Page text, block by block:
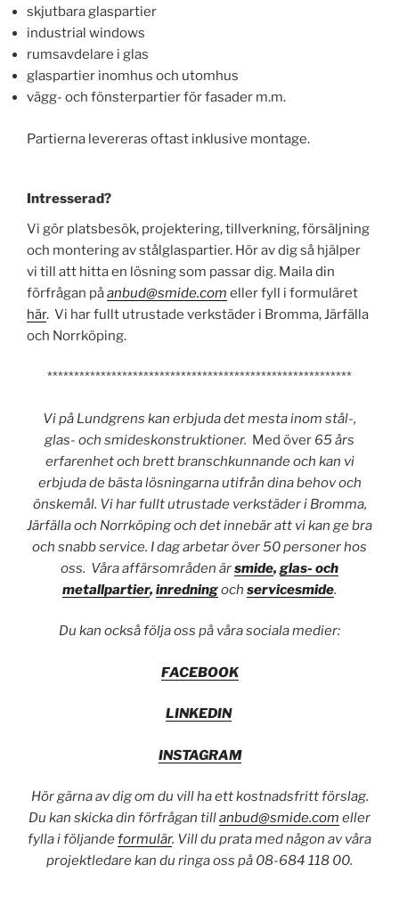
skjutbara glaspartier
industrial windows
rumsavdelare i glas
glaspartier inomhus och utomhus
vägg- och fönsterpartier för fasader m.m.
Partierna levereras oftast inklusive montage.
Intresserad?
Vi gör platsbesök, projektering, tillverkning, försäljning
och montering av stålglaspartier. Hör av dig så hjälper
vi till att hitta en lösning som passar dig. Maila din
förfrågan påanbud@smide.com eller fyll i formuläret
här. Vi har fullt utrustade verkstäder i Bromma, Järfälla
och Norrköping.
*********************************************************
Vi på Lundgrens kan erbjuda det mesta inom stål-,
glas- och smideskonstruktioner. Med över 65 års
erfarenhet och brett branschkunnande och kan vi
erbjuda de bästa lösningarna utifrån dina behov och
önskemål. Vi har fullt utrustade verkstäder i Bromma,
Järfälla och Norrköping och det innebär att vi kan ge bra
och snabb service. I dag arbetar över 50 personer hos
oss. Våra affärsområden ärsmide, glas- och
metallpartier, inredningoch servicesmide.
Du kan också följa oss på våra sociala medier:
FACEBOOK
LINKEDIN
INSTAGRAM
Hör gärna av dig om du vill ha ett kostnadsfritt förslag.
Du kan skicka din förfrågan tillanbud@smide.com eller
fylla i följandeformulär. Vill du prata med någon av våra
projektledare kan du ringa oss på 08-684 118 00.